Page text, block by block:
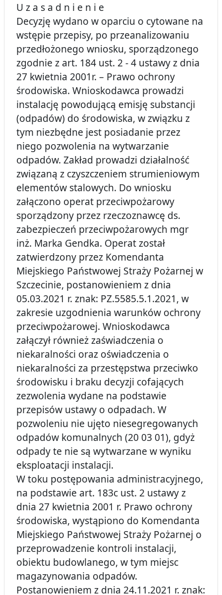
U z a s a d n i e n i e
Decyzję wydano w oparciu o cytowane na
wstępie przepisy, po przeanalizowaniu
przedłożonego wniosku, sporządzonego
zgodnie z art. 184 ust. 2 - 4 ustawy z dnia
27 kwietnia 2001r. – Prawo ochrony
środowiska. Wnioskodawca prowadzi
instalację powodującą emisję substancji
(odpadów) do środowiska, w związku z
tym niezbędne jest posiadanie przez
niego pozwolenia na wytwarzanie
odpadów. Zakład prowadzi działalność
związaną z czyszczeniem strumieniowym
elementów stalowych. Do wniosku
załączono operat przeciwpożarowy
sporządzony przez rzeczoznawcę ds.
zabezpieczeń przeciwpożarowych mgr
inż. Marka Gendka. Operat został
zatwierdzony przez Komendanta
Miejskiego Państwowej Straży Pożarnej w
Szczecinie, postanowieniem z dnia
05.03.2021 r. znak: PZ.5585.5.1.2021, w
zakresie uzgodnienia warunków ochrony
przeciwpożarowej. Wnioskodawca
załączył również zaświadczenia o
niekaralności oraz oświadczenia o
niekaralności za przestępstwa przeciwko
środowisku i braku decyzji cofających
zezwolenia wydane na podstawie
przepisów ustawy o odpadach. W
pozwoleniu nie ujęto niesegregowanych
odpadów komunalnych (20 03 01), gdyż
odpady te nie są wytwarzane w wyniku
eksploatacji instalacji.
W toku postępowania administracyjnego,
na podstawie art. 183c ust. 2 ustawy z
dnia 27 kwietnia 2001 r. Prawo ochrony
środowiska, wystąpiono do Komendanta
Miejskiego Państwowej Straży Pożarnej o
przeprowadzenie kontroli instalacji,
obiektu budowlanego, w tym miejsc
magazynowania odpadów.
Postanowieniem z dnia 24.11.2021 r. znak: